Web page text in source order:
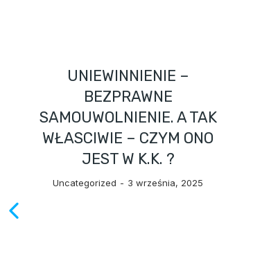
UNIEWINNIENIE –
BEZPRAWNE
SAMOUWOLNIENIE. A TAK
WŁASCIWIE – CZYM ONO
JEST W K.K. ?
Uncategorized 3 września, 2025